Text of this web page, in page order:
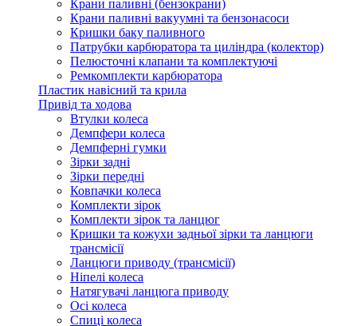
Крани паливні (бензокрани)
Крани паливні вакуумні та бензонасоси
Кришки баку паливного
Патрубки карбюратора та циліндра (колектор)
Пелюсточні клапани та комплектуючі
Ремкомплекти карбюратора
Пластик навісний та крила
Привід та ходова
Втулки колеса
Демпфери колеса
Демпферні гумки
Зірки задні
Зірки передні
Ковпачки колеса
Комплекти зірок
Комплекти зірок та ланцюг
Кришки та кожухи задньої зірки та ланцюги
трансмісії
Ланцюги приводу (трансмісії)
Ніпелі колеса
Натягувачі ланцюга приводу
Осі колеса
Спиці колеса